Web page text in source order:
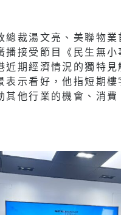
總裁湯文亮、美聯物業
播接受節目《民生無小
近期經濟情況的獨特見
表示看好，他指短期樓
其他行業的機會、消費